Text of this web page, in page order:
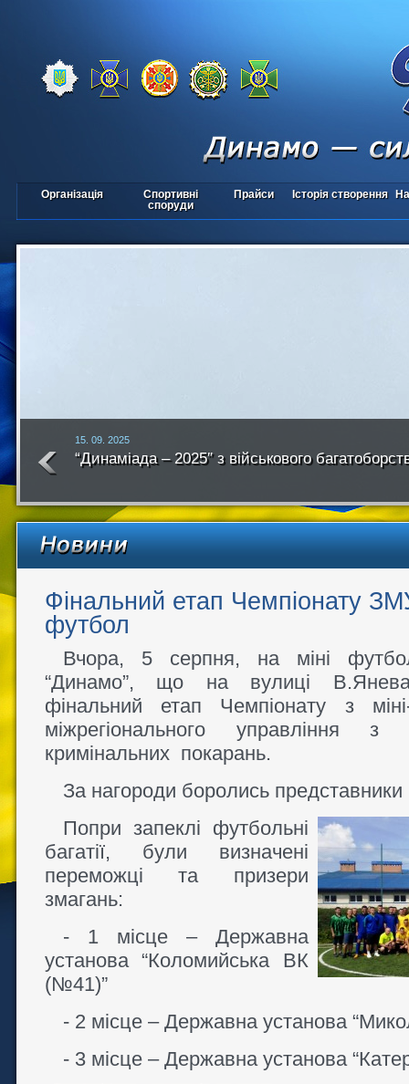
Організація
Спортивні
споруди
Прайси Історія створення
15. 09. 2025
“Динаміада – 2025″ з військового
року
Фінальний етап Чемпіонату
футбол
Вчора, 5 серпня, на міні
“Динамо”, що на вулиці
фінальний етап Чемпіонату з
міжрегіонального управління з
кримінальних покарань.
За нагороди боролись
Попри запеклі футбольні
багатії, були визначені
переможці та призери
змагань:
- 1 місце – Державна
установа “Коломийська ВК
(№41)”
- 2 місце – Державна установа
- 3 місце – Державна установа